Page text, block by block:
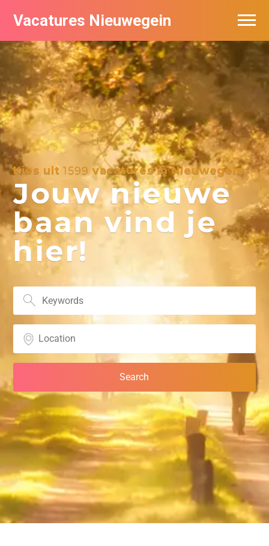
Vacatures Nieuwegein
Kies uit1599 vacatures in Nieuwegein
Jouw nieuwe
baan vind je
hier!
Vacatures per bedrijf in Nieuwegein